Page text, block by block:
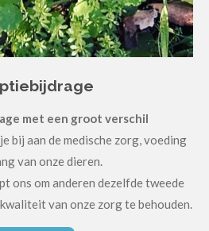
met een groot verschil
bij aan de medische zorg, voeding
van onze dieren.
ons om anderen dezelfde tweede
van onze zorg te behouden.